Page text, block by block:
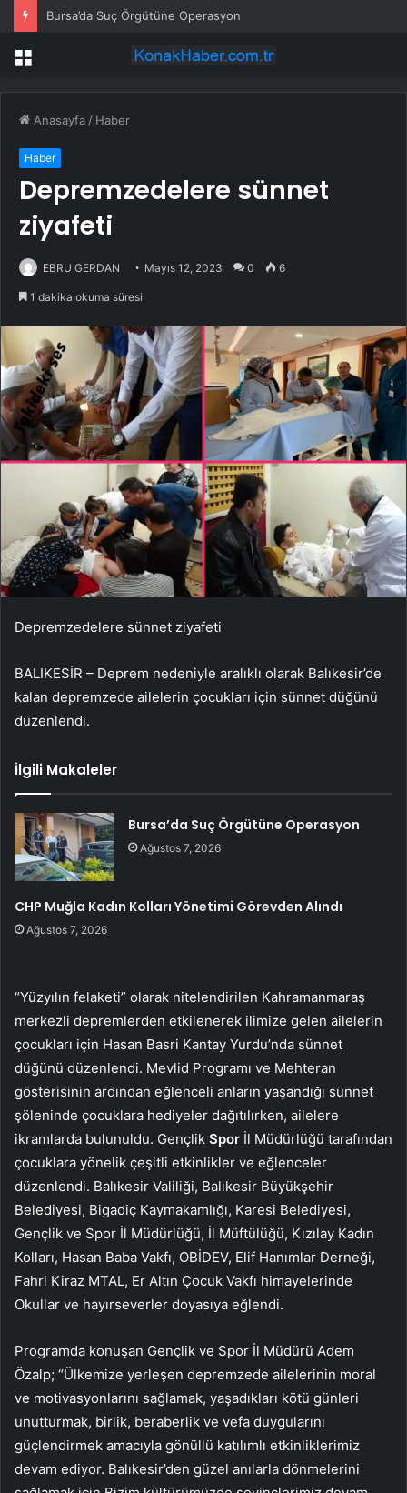
Bursa’da Suç Örgütüne Operasyon
Menü
Anasayfa / Haber
Haber
Depremzedelere sünnet
ziyafeti
EBRU GERDAN Mayıs 12, 2023 0 6
1 dakika okuma süresi
Depremzedelere sünnet ziyafeti
BALIKESİR – Deprem nedeniyle aralıklı olarak Balıkesir’de
kalan depremzede ailelerin çocukları için sünnet düğünü
düzenlendi.
İlgili Makaleler
Bursa’da Suç Örgütüne Operasyon
Ağustos 7, 2026
CHP Muğla Kadın Kolları Yönetimi Görevden Alındı
Ağustos 7, 2026
“Yüzyılın felaketi” olarak nitelendirilen Kahramanmaraş
merkezli depremlerden etkilenerek ilimize gelen ailelerin
çocukları için Hasan Basri Kantay Yurdu’nda sünnet
düğünü düzenlendi. Mevlid Programı ve Mehteran
gösterisinin ardından eğlenceli anların yaşandığı sünnet
şöleninde çocuklara hediyeler dağıtılırken, ailelere
ikramlarda bulunuldu. Gençlik Spor İl Müdürlüğü tarafından
çocuklara yönelik çeşitli etkinlikler ve eğlenceler
düzenlendi. Balıkesir Valiliği, Balıkesir Büyükşehir
Belediyesi, Bigadiç Kaymakamlığı, Karesi Belediyesi,
Gençlik ve Spor İl Müdürlüğü, İl Müftülüğü, Kızılay Kadın
Kolları, Hasan Baba Vakfı, OBİDEV, Elif Hanımlar Derneği,
Fahri Kiraz MTAL, Er Altın Çocuk Vakfı himayelerinde
Okullar ve hayırseverler doyasıya eğlendi.
Programda konuşan Gençlik ve Spor İl Müdürü Adem
Özalp; “Ülkemize yerleşen depremzede ailelerinin moral
ve motivasyonlarını sağlamak, yaşadıkları kötü günleri
unutturmak, birlik, beraberlik ve vefa duygularını
güçlendirmek amacıyla gönüllü katılımlı etkinliklerimiz
devam ediyor. Balıkesir’den güzel anılarla dönmelerini